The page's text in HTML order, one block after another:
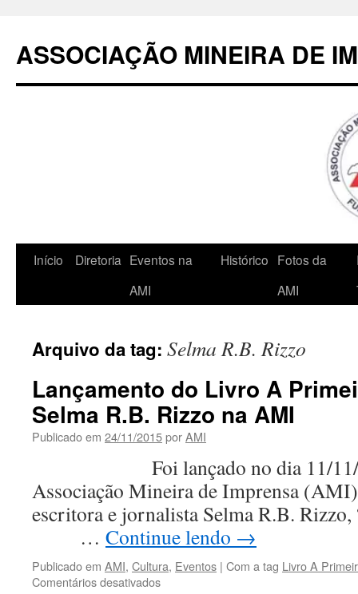
conteúdo
ASSOCIAÇÃO MINEIRA DE
Início Diretoria Eventos na
AMI
Histórico Fotos da
AMI
Arquivo da tag: Selma R.B. Rizzo
Lançamento do Livro A
Selma R.B. Rizzo na AMI
Publicado em 24/11/2015porAMI
Foi lançado no dia 11/11/
Associação Mineira de Imprensa
escritora e jornalista Selma R.B.
… Continue lendo →
Publicado em AMI, Cultura, Eventos | Com a tag Livro A
Comentários desativadosem